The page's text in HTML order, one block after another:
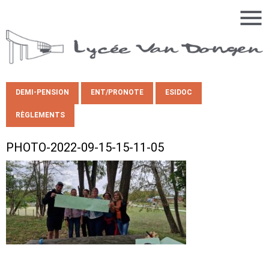
DEMI-PENSION ENT/PRONOTE ESIDOC
RÈGLEMENTS
PHOTO-2022-09-15-15-11-05